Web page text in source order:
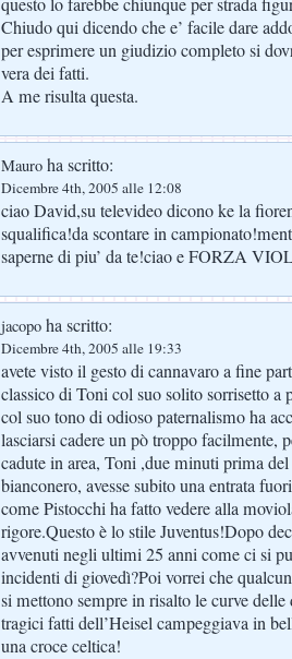
Chiudo qui dicendo che e’ facile dare
per esprimere un giudizio completo si
vera dei fatti.
A me risulta questa.
Mauro ha scritto:
Dicembre 4th, 2005 alle 12:08
ciao David,su televideo dicono ke la
squalifica!da scontare in
saperne di piu’ da te!ciao e FORZA
jacopo ha scritto:
Dicembre 4th, 2005 alle 19:33
avete visto il gesto di cannavaro a fine
classico di Toni col suo solito sorrisetto a
col suo tono di odioso paternalismo ha
lasciarsi cadere un pò troppo facilmente,
cadute in area, Toni ,due minuti prima
bianconero, avesse subito una entrata
come Pistocchi ha fatto vedere alla
rigore.Questo è lo stile Juventus!Dopo
avvenuti negli ultimi 25 anni come ci si
incidenti di giovedì?Poi vorrei che
si mettono sempre in risalto le curve
tragici fatti dell’Heisel campeggiava in
una croce celtica!